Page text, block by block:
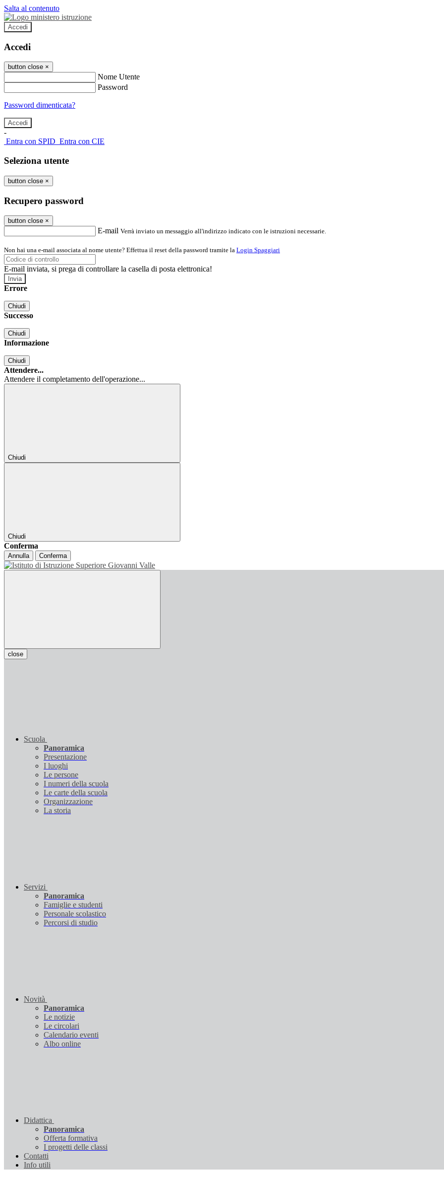
Salta al contenuto
Accedi
Accedi
button close ×
Nome Utente
Password
Password dimenticata?
-
Entra con SPID Entra con CIE
Seleziona utente
button close ×
Recupero password
button close ×
E-mail Verrà inviato un messaggio all'indirizzo indicato con le istruzioni necessarie.
Non hai una e-mail associata al nome utente? Effettua il reset della password tramite la Login Spaggiari
E-mail inviata, si prega di controllare la casella di posta elettronica!
Errore
Chiudi
Successo
Chiudi
Informazione
Chiudi
Attendere...
Attendere il completamento dell'operazione...
Chiudi
Chiudi
Conferma
Annulla Conferma
close
Scuola
Panoramica
Presentazione
I luoghi
Le persone
I numeri della scuola
Le carte della scuola
Organizzazione
La storia
Servizi
Panoramica
Famiglie e studenti
Personale scolastico
Percorsi di studio
Novità
Panoramica
Le notizie
Le circolari
Calendario eventi
Albo online
Didattica
Panoramica
Offerta formativa
I progetti delle classi
Contatti
Info utili